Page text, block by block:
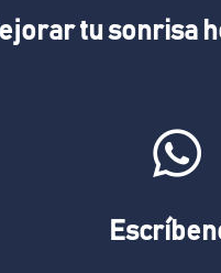
tu sonrisa